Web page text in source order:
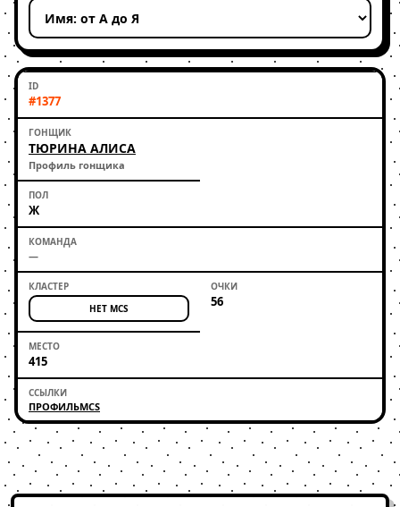
#1377
ТЮРИНА АЛИСА
Профиль гонщика
Ж
—
НЕТ MCS 56
415
ПРОФИЛЬMCS